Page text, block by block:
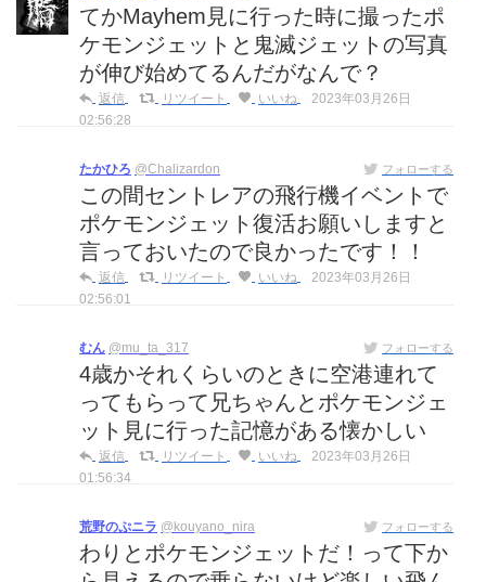
てかMayhem見に行った時に撮ったポ
ケモンジェットと鬼滅ジェットの写真
が伸び始めてるんだがなんで？
返信 リツイート いいね
2023年03月26日
02:56:28
たかひろ @Chalizardon フォローする
この間セントレアの飛行機イベントで
ポケモンジェット復活お願いしますと
言っておいたので良かったです！！
返信 リツイート いいね
2023年03月26日
02:56:01
むん @mu_ta_317 フォローする
4歳かそれくらいのときに空港連れて
ってもらって兄ちゃんとポケモンジェ
ット見に行った記憶がある懐かしい
返信 リツイート いいね
2023年03月26日
01:56:34
荒野のぷニラ @kouyano_nira フォローする
わりとポケモンジェットだ！って下か